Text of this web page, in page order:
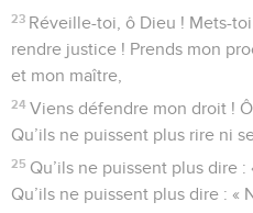
23 Réveille-toi, ô Dieu ! Mets-
rendre justice ! Prends mon
et mon maître,
24 Viens défendre mon droit !
Qu’ils ne puissent plus rire ni
25 Qu’ils ne puissent plus dire
Qu’ils ne puissent plus dire : «